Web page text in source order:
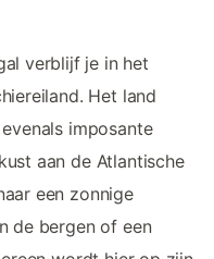
verblijf je in het
Het land
imposante
aan de Atlantische
een zonnige
de bergen of een